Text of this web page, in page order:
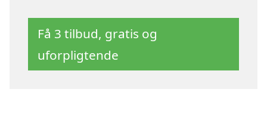
Få 3 tilbud, gratis og
uforpligtende